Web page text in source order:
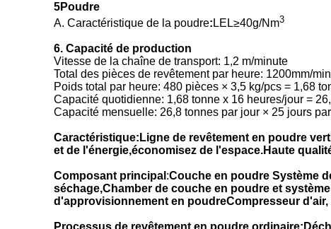
5Poudre
A. Caractéristique de la poudre: LEL≥40g/Nm3
6. Capacité de production
Vitesse de la chaîne de transport: 1,2 m/minute
Total des pièces de revêtement par heure: 1200mm/
Poids total par heure: 480 pièces × 3,5 kg/pcs = 1,68
Capacité quotidienne: 1,68 tonne x 16 heures/jour =
Capacité mensuelle: 26,8 tonnes par jour × 25 jours
Caractéristique:Ligne de revêtement en poudre
et de l'énergie,économisez de l'espace.Haute
Composant principal :Couche en poudre Système
séchage,Chamber de couche en poudre et
d'approvisionnement en poudreCompresseur d'air,
Processus de revêtement en poudre